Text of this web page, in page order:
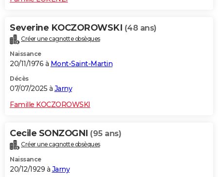
Severine KOCZOROWSKI (48 ans)
Créer une cagnotte obsèques
Naissance
20/11/1976 à Mont-Saint-Martin
Décès
07/07/2025 à Jarny
Famille KOCZOROWSKI
Cecile SONZOGNI (95 ans)
Créer une cagnotte obsèques
Naissance
20/12/1929 à Jarny